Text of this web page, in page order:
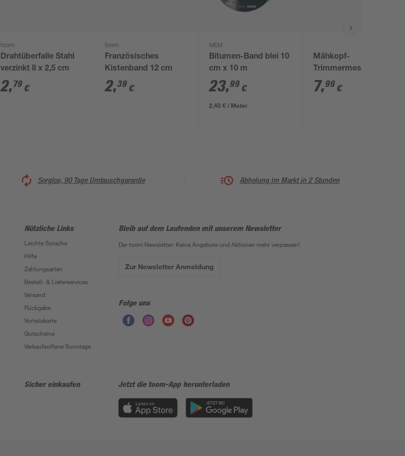
toom
Drahtüberfalle Stahl
verzinkt 8 x 2,5 cm
2,79 €
toom
Französisches
Kistenband 12 cm
2,39 €
MEM
Bitumen-Band blei 10
cm x 10 m
23,99 €
2,40 € / Meter
Mähkopf-
Trimmermesser 'T4.8'
7,99 €
Sorglos, 90 Tage Umtauschgarantie Abholung im Markt in 2 Stunden
Nützliche Links
Leichte Sprache
Hilfe
Zahlungsarten
Bestell- & Lieferservices
Versand
Rückgabe
Vorteilskarte
Gutscheine
Verkaufsoffene Sonntage
Bleib auf dem Laufenden mit unserem Newsletter
Der toom Newsletter: Keine Angebote und Aktionen mehr verpassen!
Zur Newsletter Anmeldung
Folge uns
Sicher einkaufen Jetzt die toom-App herunterladen